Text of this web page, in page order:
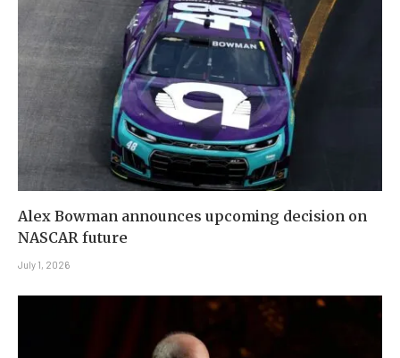
Alex Bowman announces upcoming decision on
NASCAR future
July 1, 2026